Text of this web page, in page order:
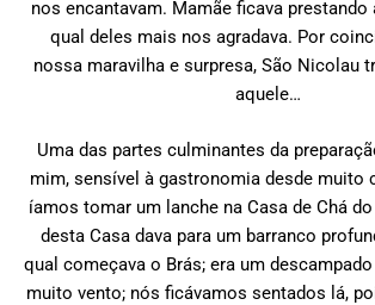
nos encantavam. Mamãe ficava prestando
qual deles mais nos agradava. Por
nossa maravilha e surpresa, São Nicolau
aquele…
Uma das partes culminantes da
mim, sensível à gastronomia desde muito
íamos tomar um lanche na Casa de Chá
desta Casa dava para um barranco
qual começava o Brás; era um
muito vento; nós ficávamos sentados lá,